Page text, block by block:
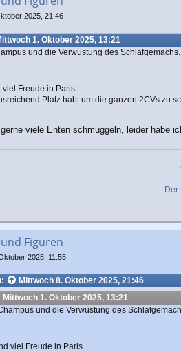
2025, 21:46
1. Oktober 2025, 13:21
und die Verwüstung des Schlafgemachs.
Freude in Paris.
Platz habt um die ganzen 2CVs zu
viele Enten schmuggeln, leider habe
Der
Figuren
2025, 11:55
Mittwoch 8. Oktober 2025, 21:46
Mittwoch 1. Oktober 2025, 13:21
und die Verwüstung des
viel Freude in Paris.